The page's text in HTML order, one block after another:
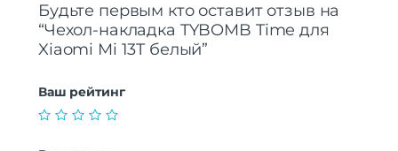
Будьте первым кто оставит отзыв на
“Чехол-накладка TYBOMB Time для
Xiaomi Mi 13T белый”
Ваш рейтинг